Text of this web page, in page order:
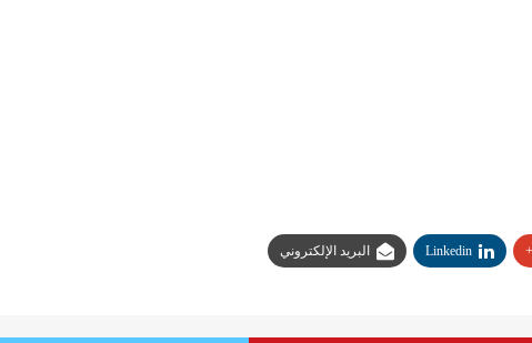
Linkedin البريد الإلكتروني